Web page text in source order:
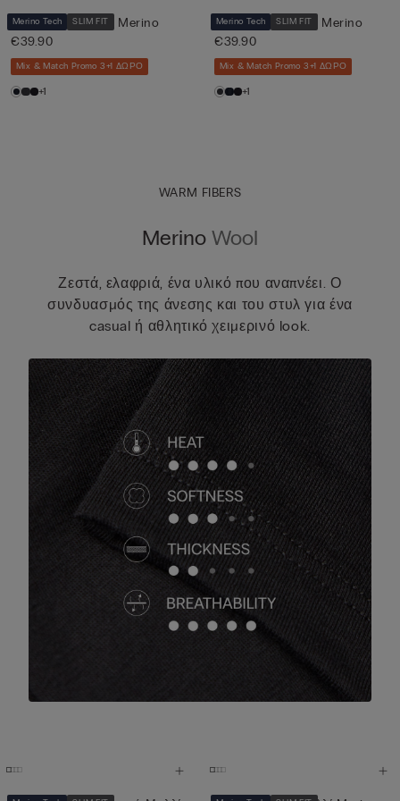
Merino Tech SLIM FIT
T-shirt από Μαλλί Merino
€39.90
Mix & Match Promo 3+1 ΔΩΡΟ
+1
Merino Tech SLIM FIT
T-shirt από Μαλλί Merino
€39.90
Mix & Match Promo 3+1 ΔΩΡΟ
+1
WARM FIBERS
Merino Wool
Ζεστά, ελαφριά, ένα υλικό που αναπνέει. Ο
συνδυασμός της άνεσης και του στυλ για ένα
casual ή αθλητικό χειμερινό look.